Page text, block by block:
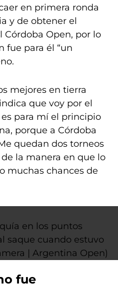
en primera ronda
y de obtener el
Open, por lo
fue para él “un
mejores en tierra
que voy por el
para mí el principio
porque a Córdoba
quedan dos torneos
la manera en que lo
muchas chances de
en los puntos
saque cuando estuvo
| Argentina Open)
fue